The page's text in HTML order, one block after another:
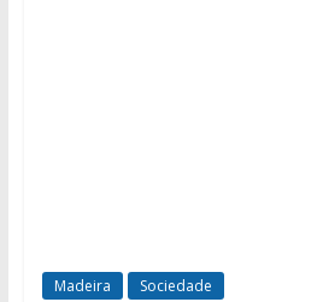
Madeira Sociedade